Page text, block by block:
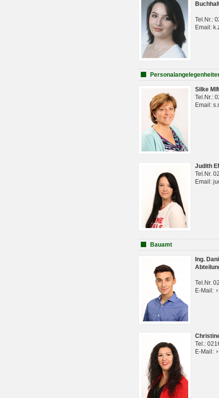
Tel.Nr.:
Email:
Silke
Tel.Nr.:
Email:
Judith
Tel.Nr.
Email:
Bauamt
Ing.
Tel.Nr.
E-Mail:
Tel.:
E-Mail: